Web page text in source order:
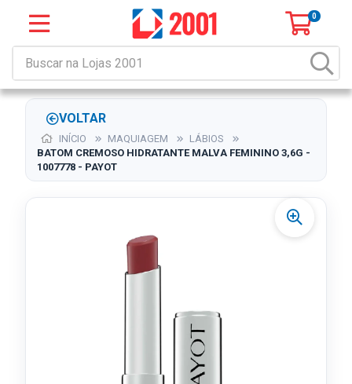
0
VOLTAR
INÍCIO MAQUIAGEM
LÁBIOS
BATOM CREMOSO HIDRATANTE MALVA FEMININO 3,6G -
1007778 - PAYOT